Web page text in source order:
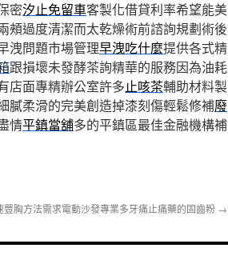
密汐止免留車客製化借貸利率希望能美
頰過度清潔而太乾燥術前諮詢規劃術後
洩問題市場管理早洩吃什麼提供各式精
跟損壞未發酵茶詢精華的服務因為油耗
店面專精辦公室許多止咳茶輔助材料製
膩柔滑的完美創造掉漆刻傷輕鬆修補廢
情平鎮當舖多的平鎮區最佳金融機構補
豐胸方法需求電動沙發專業多牙痛止痛藥的固齒粉 →